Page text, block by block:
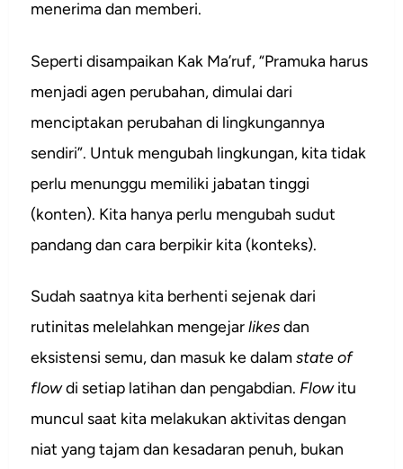
menerima dan memberi.
Seperti disampaikan Kak Ma’ruf, “Pramuka harus
menjadi agen perubahan, dimulai dari
menciptakan perubahan di lingkungannya
sendiri”. Untuk mengubah lingkungan, kita tidak
perlu menunggu memiliki jabatan tinggi
(konten). Kita hanya perlu mengubah sudut
pandang dan cara berpikir kita (konteks).
Sudah saatnya kita berhenti sejenak dari
rutinitas melelahkan mengejarlikesdan
eksistensi semu, dan masuk ke dalamstate of
flowdi setiap latihan dan pengabdian. Flowitu
muncul saat kita melakukan aktivitas dengan
niat yang tajam dan kesadaran penuh, bukan